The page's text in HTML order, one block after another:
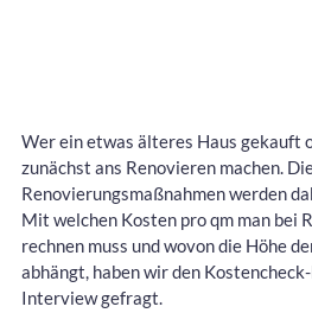
Wer ein etwas älteres Haus gekauft
zunächst ans Renovieren machen.
Renovierungsmaßnahmen werden
Mit welchen Kosten pro qm man bei
rechnen muss und wovon die Höhe
abhängt, haben wir den
Interview gefragt.